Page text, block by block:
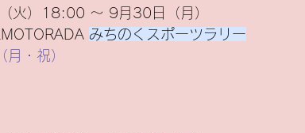
火）18:00 ～ 9月30日（月）
みちのくスポーツラリー
・祝）